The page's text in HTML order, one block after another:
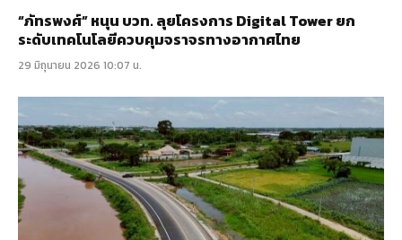
“ภัทรพงศ์” หนุน บวท. ลุยโครงการ Digital Tower ยก
ระดับเทคโนโลยีควบคุมจราจรทางอากาศไทย
29 มิถุนายน 2026 10:07 น.